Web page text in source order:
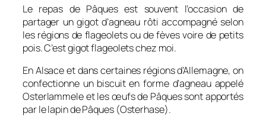
Le repas de Pâques est souvent l’occasion de
partager un gigot d’agneau rôti accompagné selon
les régions de flageolets ou de fèves voire de petits
pois. C’est gigot flageolets chez moi.
En Alsace et dans certaines régions d’Allemagne, on
confectionne un biscuit en forme d’agneau appelé
Osterlammeleet les œufs de Pâques sont apportés
par le lapin de Pâques (Osterhase).